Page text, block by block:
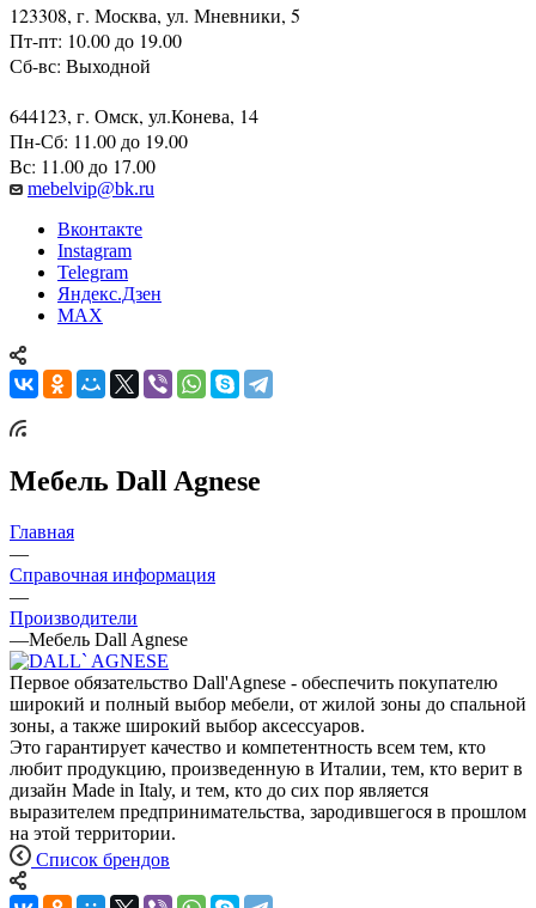
123308, г. Москва, ул. Мневники, 5
Пт-пт: 10.00 до 19.00
Сб-вс: Выходной
644123, г. Омск, ул.Конева, 14
Пн-Сб: 11.00 до 19.00
Вс: 11.00 до 17.00
mebelvip@bk.ru
Вконтакте
Instagram
Telegram
Яндекс.Дзен
MAX
Мебель Dall Agnese
Главная
—
Справочная информация
—
Производители
—Мебель Dall Agnese
Первое обязательство Dall'Agnese - обеспечить покупателю
широкий и полный выбор мебели, от жилой зоны до спальной
зоны, а также широкий выбор аксессуаров.
Это гарантирует качество и компетентность всем тем, кто
любит продукцию, произведенную в Италии, тем, кто верит в
дизайн Made in Italy, и тем, кто до сих пор является
выразителем предпринимательства, зародившегося в прошлом
на этой территории.
Список брендов